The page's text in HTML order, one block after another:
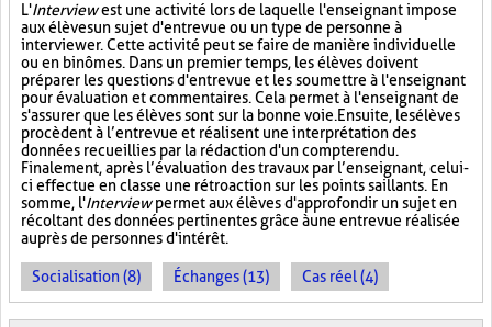
L'Interviewest une activité lors de laquelle l'enseignant impose
aux élèves un sujet d'entrevue ou un type de personne à
interviewer. Cette activité peut se faire de manière individuelle
ou en binômes. Dans un premier temps, les élèves doivent
préparer les questions d'entrevue et les soumettre à l'enseignant
pour évaluation et commentaires. Cela permet à l'enseignant de
s'assurer que les élèves sont sur la bonne voie. Ensuite, les élèves
procèdent à l’entrevue et réalisent une interprétation des
données recueillies par la rédaction d'un compte rendu.
Finalement, après l’évaluation des travaux par l’enseignant, celui-
ci effectue en classe une rétroaction sur les points saillants. En
somme, l'Interviewpermet aux élèves d'approfondir un sujet en
récoltant des données pertinentes grâce à une entrevue réalisée
auprès de personnes d'intérêt.
Socialisation (8) Échanges (13) Cas réel (4)